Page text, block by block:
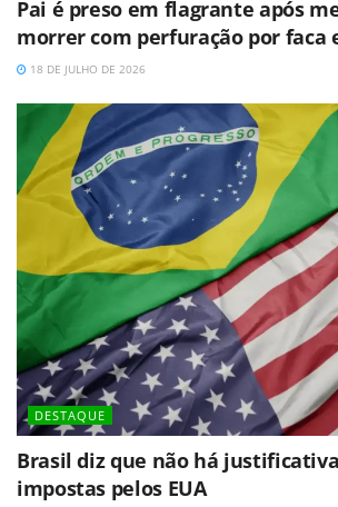
Pai é preso em flagrante após
morrer com perfuração por faca
18 DE JULHO DE 2026
DESTAQUE
Brasil diz que não há
impostas pelos EUA